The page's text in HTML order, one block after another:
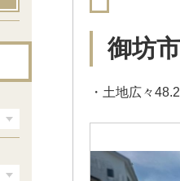
御坊
・土地広々